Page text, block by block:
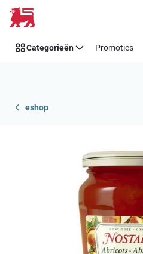
Overslaan
Categorieën Promoties
eshop